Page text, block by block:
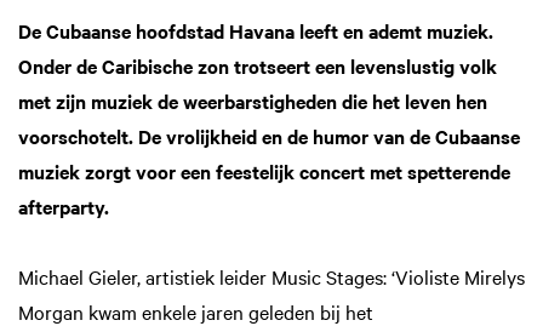
De Cubaanse hoofdstad Havana leeft en ademt muziek.
Onder de Caribische zon trotseert een levenslustig volk
met zijn muziek de weerbarstigheden die het leven hen
voorschotelt. De vrolijkheid en de humor van de Cubaanse
muziek zorgt voor een feestelijk concert met spetterende
afterparty.
Michael Gieler, artistiek leider Music Stages: ‘Violiste Mirelys
Morgan kwam enkele jaren geleden bij het